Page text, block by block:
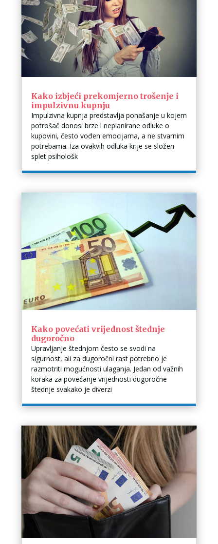
Kako izbjeći prekomjerno trošenje i
impulzivnu kupnju
Impulzivna kupnja predstavlja ponašanje u kojem
potrošač donosi brze i neplanirane odluke o
kupovini, često vođen emocijama, a ne stvarnim
potrebama. Iza ovakvih odluka krije se složen
splet psihološk
Kako povećati vrijednost štednje
dugoročno
Upravljanje štednjom često se svodi na
sigurnost, ali za dugoročni rast potrebno je
razmotriti mogućnosti ulaganja. Jedan od važnih
koraka za povećanje vrijednosti dugoročne
štednje svakako je diverzi